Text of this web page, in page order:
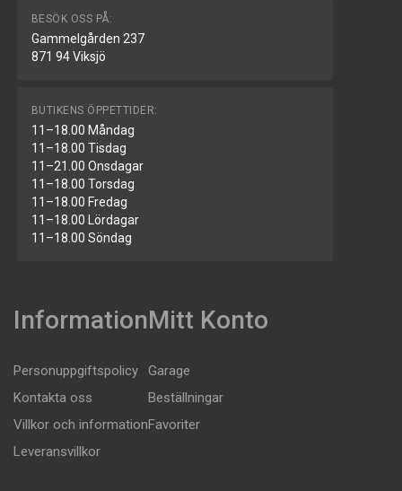
BESÖK OSS PÅ:
Gammelgården 237
871 94 Viksjö
BUTIKENS ÖPPETTIDER:
11–18.00 Måndag
11–18.00 Tisdag
11–21.00 Onsdagar
11–18.00 Torsdag
11–18.00 Fredag
11–18.00 Lördagar
11–18.00 Söndag
Information
Personuppgiftspolicy
Kontakta oss
Villkor och information
Leveransvillkor
Mitt Konto
Garage
Beställningar
Favoriter